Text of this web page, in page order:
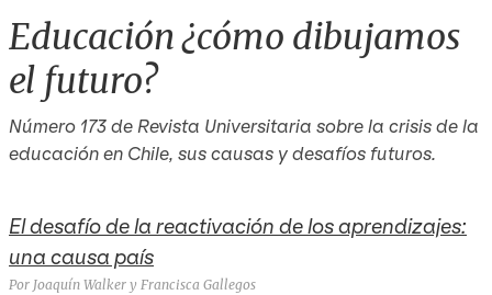
Educación ¿cómo dibujamos
el futuro?
Número 173 de Revista Universitaria sobre la crisis de la
educación en Chile, sus causas y desafíos futuros.
El desafío de la reactivación de los aprendizajes:
una causa país
Por Joaquín Walker y Francisca Gallegos